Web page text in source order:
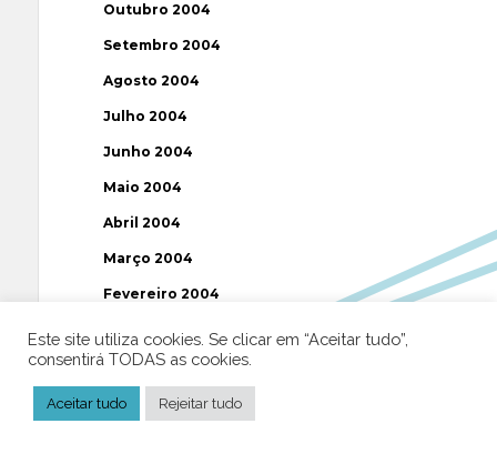
Outubro 2004
Setembro 2004
Agosto 2004
Julho 2004
Junho 2004
Maio 2004
Abril 2004
Março 2004
Fevereiro 2004
Janeiro 2004
Dezembro 2003
Novembro 2003
Este site utiliza cookies. Se clicar em “Aceitar tudo”,
consentirá TODAS as cookies.
Aceitar tudo Rejeitar tudo